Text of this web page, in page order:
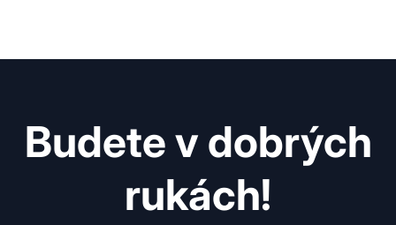
Budete v dobrých
rukách!